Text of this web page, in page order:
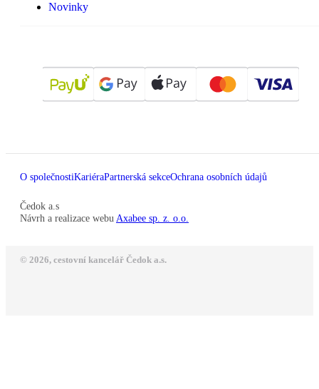
Novinky
O společnostiKariéraPartnerská sekceOchrana osobních údajů
Čedok a.s
Návrh a realizace webu Axabee sp. z. o.o.
© 2026, cestovní kancelář Čedok a.s.